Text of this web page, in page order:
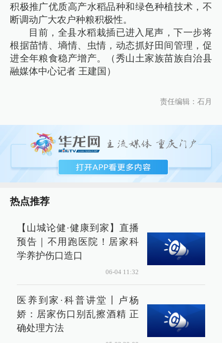
积极推广优质高产水稻品种和绿色种植技术，不
断调动广大农户种粮积极性。
目前，全县水稻栽插已进入尾声，下一步将
根据苗情、墒情、虫情，动态抓好田间管理，促
进全年粮食稳产增产。（秀山土家族苗族自治县
融媒体中心记者 王建国）
责任编辑：石月
热点推荐
【山城论健·健康到家】直播
预告｜不用跑医院！居家科
学养护伤口造口
06-04 11:32
医养到家·科普讲堂丨卢杨
娇：居家伤口别乱擦酒精 正
确处理方法